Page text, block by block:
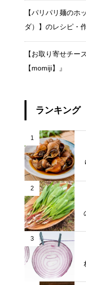
【パリパリ麺のホ
ダ）】のレシピ・
【お取り寄せチー
【momiji】』
ランキング
1
2
3